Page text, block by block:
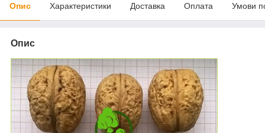
Опис Характеристики Доставка Оплата Умови
Опис